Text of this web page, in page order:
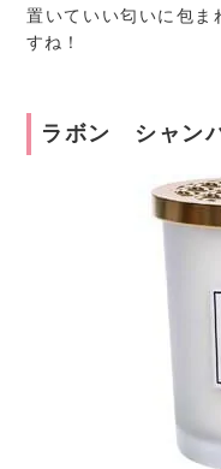
置いていい匂いに包ま
すね！
ラボン シャン